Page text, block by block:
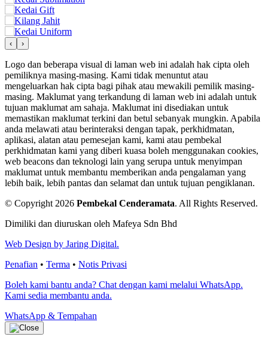
‹ ›
Logo dan beberapa visual di laman web ini adalah hak cipta oleh
pemiliknya masing-masing. Kami tidak menuntut atau
mengeluarkan hak cipta bagi pihak atau mewakili pemilik masing-
masing. Maklumat yang terkandung di laman web ini adalah untuk
tujuan maklumat am sahaja. Maklumat ini disediakan untuk
memastikan maklumat terkini dan betul sebanyak mungkin. Apabila
anda melawati atau berinteraksi dengan tapak, perkhidmatan,
aplikasi, alatan atau pemesejan kami, kami atau pembekal
perkhidmatan kami yang diberi kuasa boleh menggunakan cookies,
web beacons dan teknologi lain yang serupa untuk menyimpan
maklumat untuk membantu memberikan anda pengalaman yang
lebih baik, lebih pantas dan selamat dan untuk tujuan pengiklanan.
© Copyright 2026 Pembekal Cenderamata. All Rights Reserved.
Dimiliki dan diuruskan oleh Mafeya Sdn Bhd
Web Design by Jaring Digital.
Penafian • Terma • Notis Privasi
Boleh kami bantu anda? Chat dengan kami melalui WhatsApp.
Kami sedia membantu anda.
WhatsApp & Tempahan